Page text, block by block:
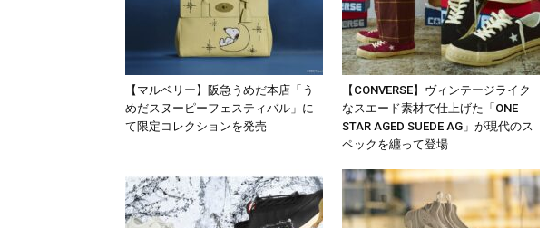
【マルベリー】阪急うめだ本店「う
めだスヌーピーフェスティバル」に
て限定コレクションを発売
【CONVERSE】ヴィンテージライク
なスエード素材で仕上げた「ONE
STAR AGED SUEDE AG」が現代のス
ペックを纏って登場